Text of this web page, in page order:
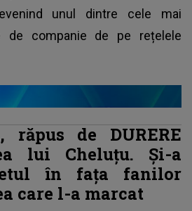
unul dintre cele mai
de companie de pe rețelele
răpus de DURERE
lui Cheluțu. Și-a
în fața fanilor
care l-a marcat